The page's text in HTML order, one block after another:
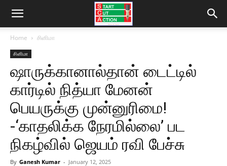
Home சினிமா
சினிமா
ஷாருக்கானால்தான் டைட்டில்
கார்டில் நித்யா மேனன்
பெயருக்கு முன்னுரிமை!
-‘காதலிக்க நேரமில்லை’ பட
நிகழ்வில் ஜெயம் ரவி பேச்சு
By Ganesh Kumar - January 12, 2025